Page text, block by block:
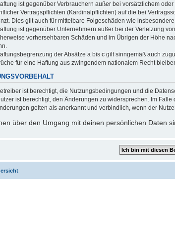
ist gegenüber Verbrauchern außer bei vorsätzlichem
Vertragspflichten (Kardinalpflichten) auf die bei
Dies gilt auch für mittelbare Folgeschäden wie
ist gegenüber Unternehmern außer bei der Verletzung
vorhersehbaren Schäden und im Übrigen der Höhe
der Absätze a bis c gilt sinngemäß auch
für eine Haftung aus zwingendem nationalem Recht
ist berechtigt, die Nutzungsbedingungen und die
ist berechtigt, den Änderungen zu widersprechen. Im
gelten als anerkannt und verbindlich, wenn der
über den Umgang mit deinen persönlichen Daten